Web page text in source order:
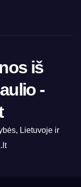
iš
-
Lietuvoje ir